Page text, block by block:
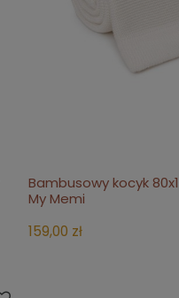
do
Bambusowy kocyk
My Memi
159,00 zł